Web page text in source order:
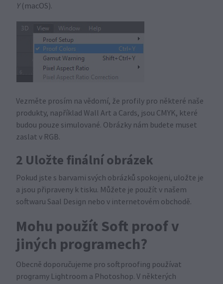
Y(macOS).
Vezměte prosím na vědomí, že profily pro některé naše
produkty, například Wall Art a Cards, jsou CMYK, které
budou pouze simulované. Obrázky nám budete muset
zaslat v RGB.
2 Uložte finální obrázek
Pokud jste s barvami svých obrázků spokojeni, uložte je
a jsou připraveny k tisku. Můžete je použít v našem
softwaru Saal Design nebo v internetovém obchodě.
Mohu použít Soft proof v
jiných programech?
Obecně doporučujeme pro softproofing používat
programy Lightroom a Photoshop. V některých